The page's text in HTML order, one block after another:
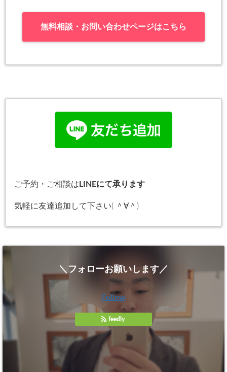
無料相談・お問い合わせページはこちら
ご予約・ご相談は LINEにて承ります
気軽に友達追加して下さい( ＾∀＾)
＼フォローお願いします／
Follow
feedly